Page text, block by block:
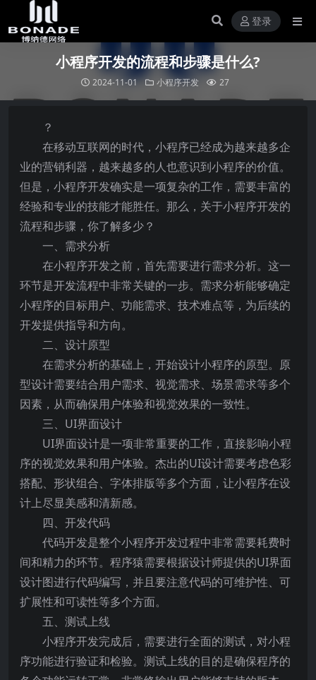
登录
小程序开发的流程和步骤是什么?
2024-11-01 小程序开发 27
？
在移动互联网的时代，小程序已经成为越来越多企
业的营销利器，越来越多的人也意识到小程序的价值。
但是，小程序开发确实是一项复杂的工作，需要丰富的
经验和专业的技能才能胜任。那么，关于小程序开发的
流程和步骤，你了解多少？
一、需求分析
在小程序开发之前，首先需要进行需求分析。这一
环节是开发流程中非常关键的一步。需求分析能够确定
小程序的目标用户、功能需求、技术难点等，为后续的
开发提供指导和方向。
二、设计原型
在需求分析的基础上，开始设计小程序的原型。原
型设计需要结合用户需求、视觉需求、场景需求等多个
因素，从而确保用户体验和视觉效果的一致性。
三、UI界面设计
UI界面设计是一项非常重要的工作，直接影响小程
序的视觉效果和用户体验。杰出的UI设计需要考虑色彩
搭配、形状组合、字体排版等多个方面，让小程序在设
计上尽显美感和清新感。
四、开发代码
代码开发是整个小程序开发过程中非常需要耗费时
间和精力的环节。程序猿需要根据设计师提供的UI界面
设计图进行代码编写，并且要注意代码的可维护性、可
扩展性和可读性等多个方面。
五、测试上线
小程序开发完成后，需要进行全面的测试，对小程
序功能进行验证和检验。测试上线的目的是确保程序的